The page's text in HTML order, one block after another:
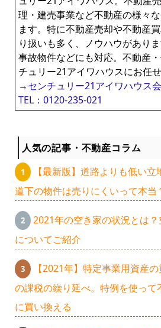
理・建売事業など不動産の様々
ます。特に不動産売却や不動産
り扱いも多く、ノウハウがあり
事故物件などにも対応。不動産
チュリー21アイワハウスにお任せ
→センチュリー21アイワハウス
TEL：0120-235-021
人気の記事・不動産コラム
【最新版】道路よりも低い立
道下の物件は売りにくいって本当
2021年の空き家の状況とは
についてご紹介
【2021年】特定事業用資産
の課税の繰り延べ。特例を使って
に買い換える